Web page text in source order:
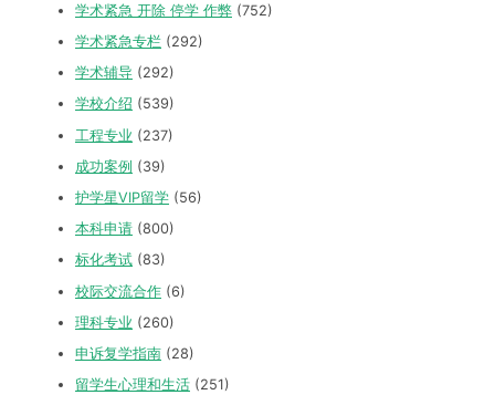
学术紧急 开除 停学 作弊 (752)
学术紧急专栏 (292)
学术辅导 (292)
学校介绍 (539)
工程专业 (237)
成功案例 (39)
护学星VIP留学 (56)
本科申请 (800)
标化考试 (83)
校际交流合作 (6)
理科专业 (260)
申诉复学指南 (28)
留学生心理和生活 (251)